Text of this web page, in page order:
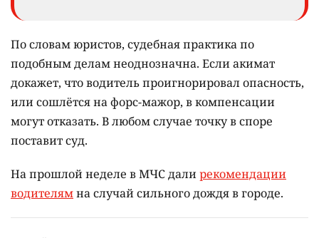
По словам юристов, судебная практика по
подобным делам неоднозначна. Если акимат
докажет, что водитель проигнорировал опасность,
или сошлётся на форс-мажор, в компенсации
могут отказать. В любом случае точку в споре
поставит суд.
На прошлой неделе в МЧС далирекомендации
водителямна случай сильного дождя в городе.